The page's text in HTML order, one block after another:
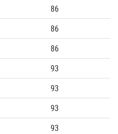
86
86
86
93
93
93
93